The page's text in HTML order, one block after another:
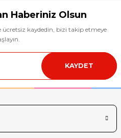
ederiz.
görüntülenemiyor.
bulunuyor.
Haberiniz Olsun
kaydedin, bizi takip etmeye
KAYDET